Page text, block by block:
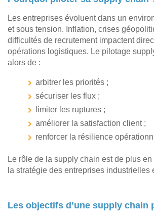
Les entreprises évoluent dans un
et sous tension. Inflation, crises
difficultés de recrutement impactent
opérations logistiques. Le pilotage
alors de :
arbitrer les priorités ;
sécuriser les flux ;
limiter les ruptures ;
améliorer la satisfaction client ;
renforcer la résilience
Le rôle de la supply chain est de plus
la stratégie des entreprises industrielles
Les objectifs d’une supply chain